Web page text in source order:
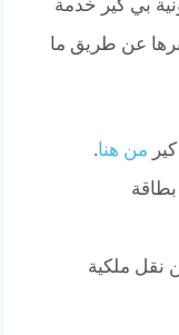
بي كير خدمة
عن طريق ما
من هنا.
نقل ملكية